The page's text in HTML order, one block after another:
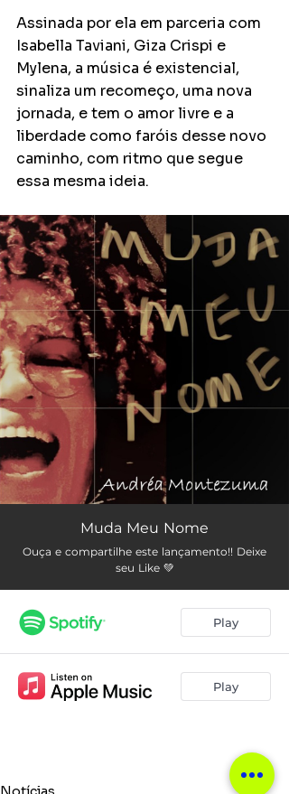
Assinada por ela em parceria com
Isabella Taviani, Giza Crispi e
Mylena, a música é existencial,
sinaliza um recomeço, uma nova
jornada, e tem o amor livre e a
liberdade como faróis desse novo
caminho, com ritmo que segue
essa mesma ideia.